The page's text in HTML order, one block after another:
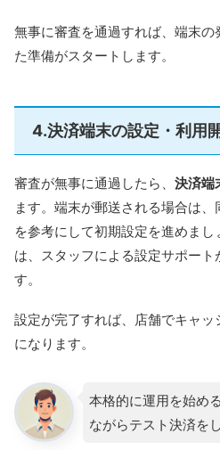
無事に審査を通過すれば、端末
た準備がスタートします。
4.決済端末の設定・利用
審査が無事に通過したら、 決済端
ます。端末が郵送される場合は
を参考にして初期設定を進めま
は、スタッフによる設定サポー
す。
設定が完了すれば、店舗でキャッ
になります。
本格的に運用を始め
ながらテスト決済を